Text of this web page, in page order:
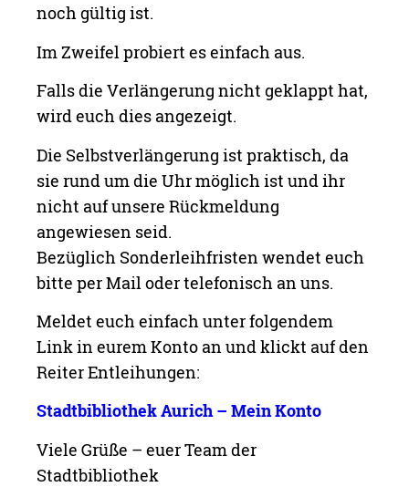
noch gültig ist.
Im Zweifel probiert es einfach aus.
Falls die Verlängerung nicht geklappt hat,
wird euch dies angezeigt.
Die Selbstverlängerung ist praktisch, da
sie rund um die Uhr möglich ist und ihr
nicht auf unsere Rückmeldung
angewiesen seid.
Bezüglich Sonderleihfristen wendet euch
bitte per Mail oder telefonisch an uns.
Meldet euch einfach unter folgendem
Link in eurem Konto an und klickt auf den
Reiter Entleihungen:
Stadtbibliothek Aurich – MeinKonto
Viele Grüße – euer Team der
Stadtbibliothek